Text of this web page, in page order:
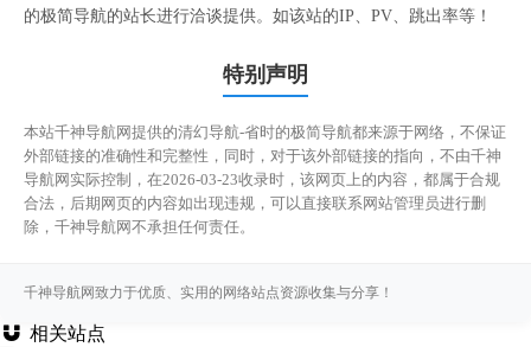
的极简导航的站长进行洽谈提供。如该站的IP、PV、跳出率等！
特别声明
本站千神导航网提供的清幻导航-省时的极简导航都来源于网络，不保证
外部链接的准确性和完整性，同时，对于该外部链接的指向，不由千神
导航网实际控制，在2026-03-23收录时，该网页上的内容，都属于合规
合法，后期网页的内容如出现违规，可以直接联系网站管理员进行删
除，千神导航网不承担任何责任。
千神导航网致力于优质、实用的网络站点资源收集与分享！
相关站点